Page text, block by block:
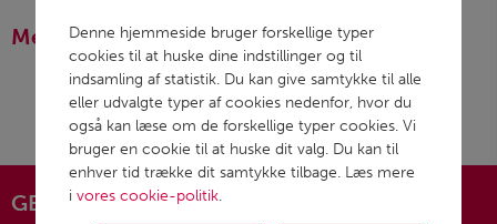
Mediebank
GENEREL KONTAKT
Denne hjemmeside bruger forskellige typer
cookies til at huske dine indstillinger og til
indsamling af statistik. Du kan give samtykke til alle
eller udvalgte typer af cookies nedenfor, hvor du
også kan læse om de forskellige typer cookies. Vi
bruger en cookie til at huske dit valg. Du kan til
enhver tid trække dit samtykke tilbage. Læs mere
i vores cookie-politik.